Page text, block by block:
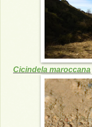
Cicindela maroccana